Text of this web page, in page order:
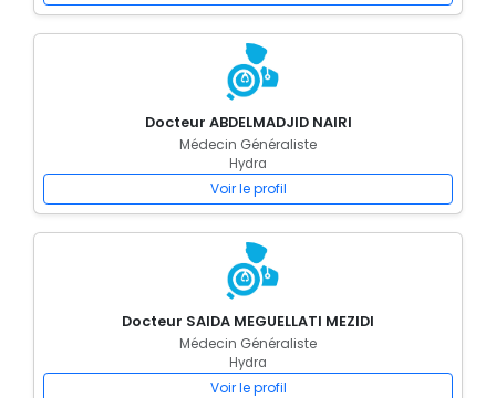
Docteur ABDELMADJID NAIRI
Médecin Généraliste
Hydra
Voir le profil
Docteur SAIDA MEGUELLATI MEZIDI
Médecin Généraliste
Hydra
Voir le profil